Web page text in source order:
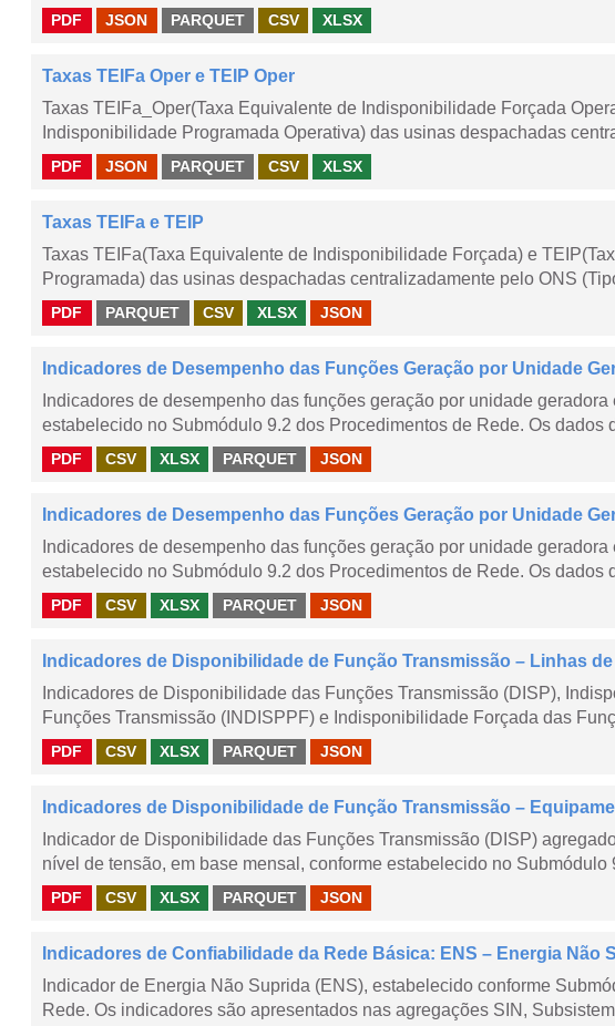
PDF JSON PARQUET CSV XLSX
Taxas TEIFa Oper e TEIP Oper
Taxas TEIFa_Oper(Taxa Equivalente de Indisponibilidade Forçada
Indisponibilidade Programada Operativa) das usinas despachadas
PDF JSON PARQUET CSV XLSX
Taxas TEIFa e TEIP
Taxas TEIFa(Taxa Equivalente de Indisponibilidade Forçada) e
Programada) das usinas despachadas centralizadamente pelo ONS
PDF PARQUET CSV XLSX JSON
Indicadores de Desempenho das Funções Geração por Unidade
Indicadores de desempenho das funções geração por unidade
estabelecido no Submódulo 9.2 dos Procedimentos de Rede. Os dados
PDF CSV XLSX PARQUET JSON
Indicadores de Desempenho das Funções Geração por Unidade
Indicadores de desempenho das funções geração por unidade
estabelecido no Submódulo 9.2 dos Procedimentos de Rede. Os dados
PDF CSV XLSX PARQUET JSON
Indicadores de Disponibilidade de Função Transmissão – Linhas
Indicadores de Disponibilidade das Funções Transmissão (DISP),
Funções Transmissão (INDISPPF) e Indisponibilidade Forçada das
PDF CSV XLSX PARQUET JSON
Indicadores de Disponibilidade de Função Transmissão –
Indicador de Disponibilidade das Funções Transmissão (DISP)
nível de tensão, em base mensal, conforme estabelecido no Submódulo
PDF CSV XLSX PARQUET JSON
Indicadores de Confiabilidade da Rede Básica: ENS – Energia Não
Indicador de Energia Não Suprida (ENS), estabelecido conforme
Rede. Os indicadores são apresentados nas agregações SIN,